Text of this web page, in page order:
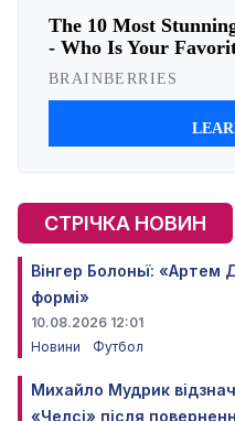
СТРІЧКА НОВИН
Вінгер Болоньї: «Артем
формі»
10.08.2026 12:01
Новини
Футбол
Михайло Мудрик
«Челсі» після